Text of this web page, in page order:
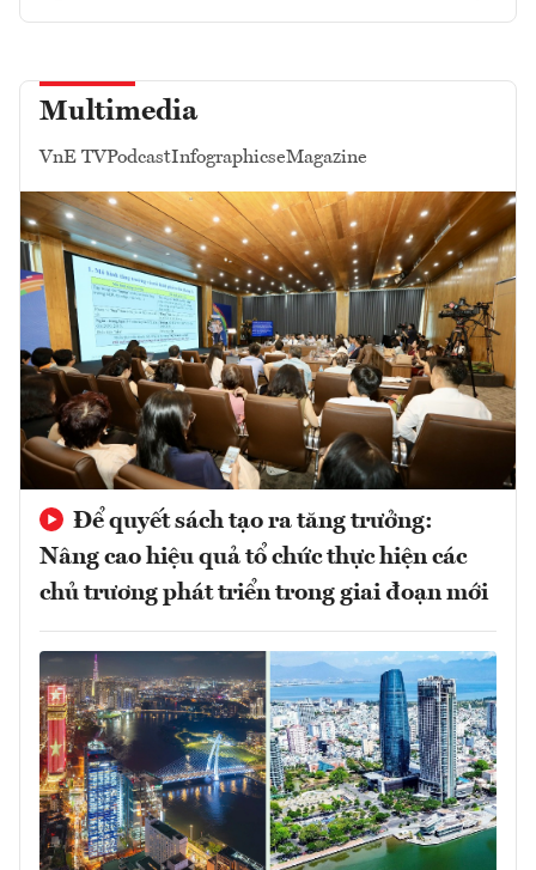
Multimedia
VnE TVPodcastInfographicseMagazine
Để quyết sách tạo ra tăng trưởng:
Nâng cao hiệu quả tổ chức thực hiện các
chủ trương phát triển trong giai đoạn mới